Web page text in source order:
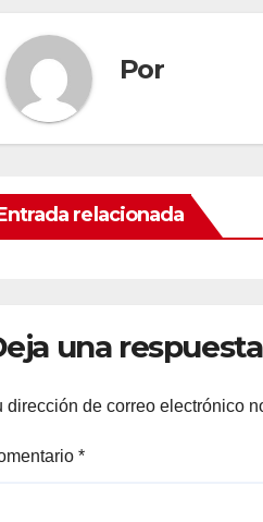
Por
relacionada
una respuesta
dirección de correo electrónico
*